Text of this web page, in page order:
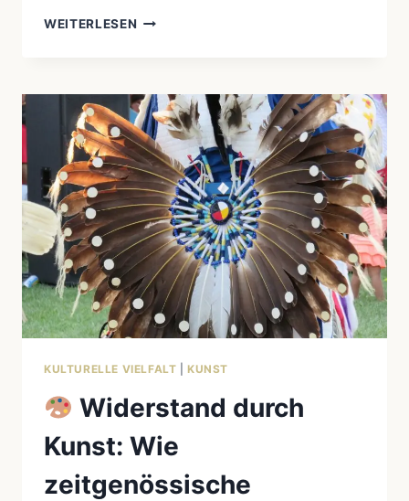
WEITERLESEN
ZUR
MODERNE:
DIE
KOMPLEXE
MYTHOLOGIE
DER
AUSTRALISCHEN
ABORIGINES
ENTSCHLÜSSELT
KULTURELLE VIELFALT |KUNST
Widerstand durch
Kunst: Wie
zeitgenössische